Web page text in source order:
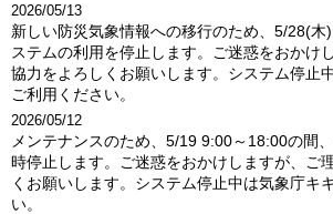
2026/05/13
新しい防災気象情報への移行のため、5/28(
ステムの利用を停止します。ご迷惑をおかけ
協力をよろしくお願いします。システム停止
ご利用ください。
2026/05/12
メンテナンスのため、5/19 9:00～18:00の間
時停止します。ご迷惑をおかけしますが、ご
くお願いします。システム停止中は気象庁キ
い。